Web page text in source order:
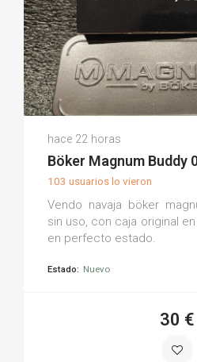
Luis S.
(0)
hace 22 horas
Böker Magnum Buddy
103 usuarios lo vieron
Vendo navaja böker
sin uso, con caja original
en perfecto estado.
Estado: Nuevo
30 €